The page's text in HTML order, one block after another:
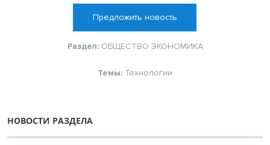
Предложить новость
Раздел: ОБЩЕСТВО ЭКОНОМИКА
Темы: Технологии
НОВОСТИ РАЗДЕЛА